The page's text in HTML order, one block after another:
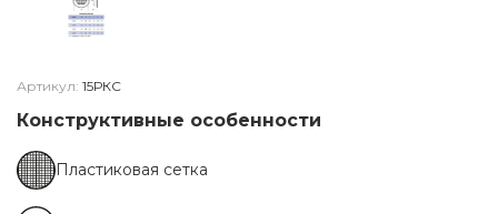
Артикул: 15РКС
Конструктивные особенности
Пластиковая сетка